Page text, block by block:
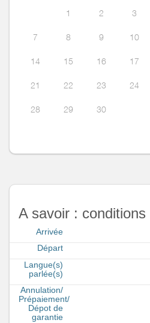
1 2 3
7 8 9 10
14 15 16 17
21 22 23 24
28 29 30
A savoir :
Arrivée
Départ
Langue(s)
parlée(s)
Annulation/
Prépaiement/
Dépot de
garantie